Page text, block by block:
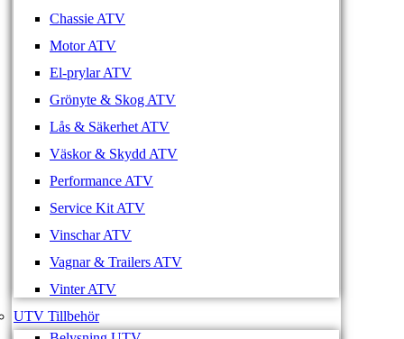
Chassie ATV
Motor ATV
El-prylar ATV
Grönyte & Skog ATV
Lås & Säkerhet ATV
Väskor & Skydd ATV
Performance ATV
Service Kit ATV
Vinschar ATV
Vagnar & Trailers ATV
Vinter ATV
UTV Tillbehör